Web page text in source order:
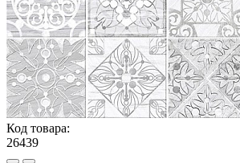
Код товара:
26439